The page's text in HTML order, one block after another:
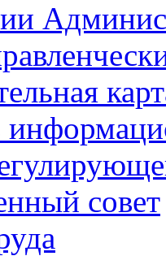
совет